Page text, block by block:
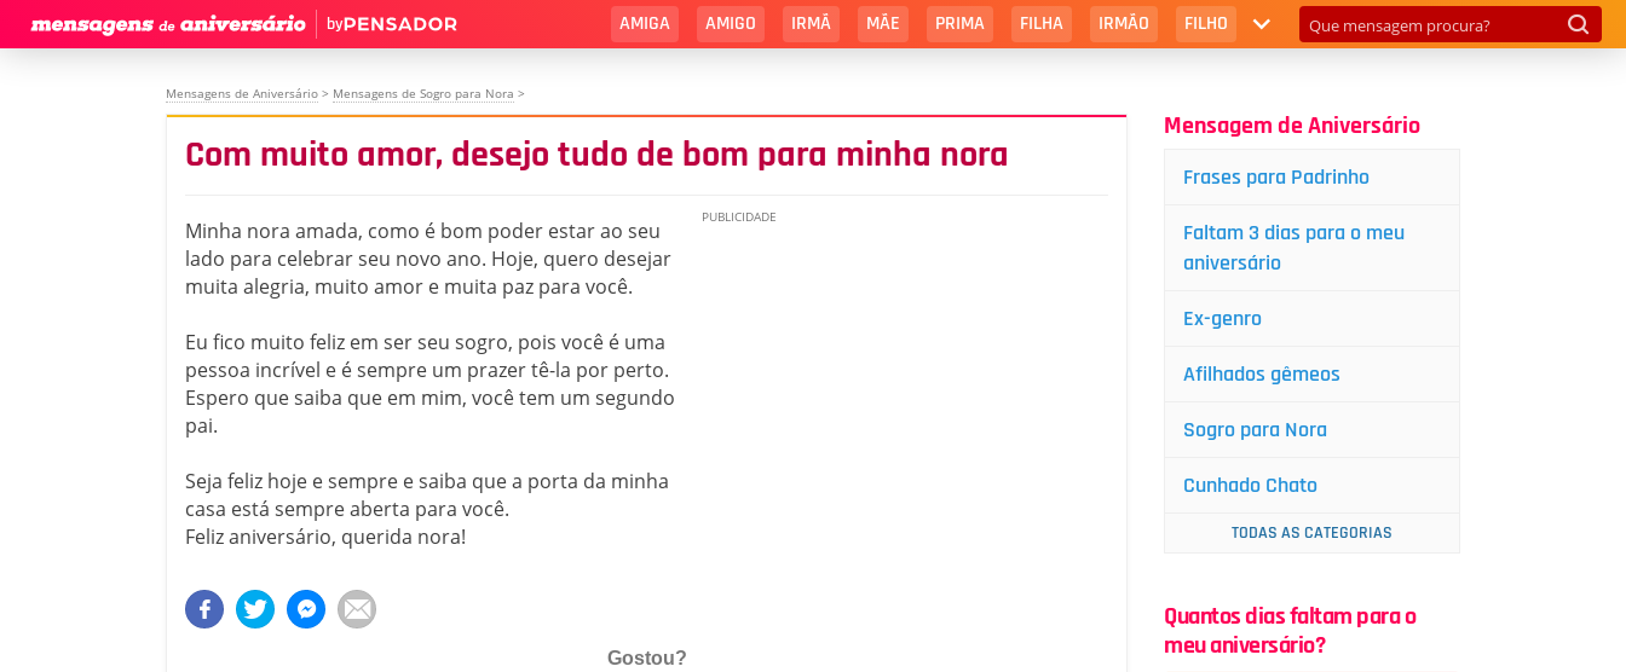
by AMIGA AMIGO IRMÃ MÃE PRIMA FILHA IRMÃO FILHO
Mensagens de Aniversário > Mensagens de Sogro para Nora >
Com muito amor, desejo tudo de bom para minha nora
Minha nora amada, como é bom poder estar ao seu
lado para celebrar seu novo ano. Hoje, quero desejar
muita alegria, muito amor e muita paz para você.
Eu fico muito feliz em ser seu sogro, pois você é uma
pessoa incrível e é sempre um prazer tê-la por perto.
Espero que saiba que em mim, você tem um segundo
pai.
Seja feliz hoje e sempre e saiba que a porta da minha
casa está sempre aberta para você.
Feliz aniversário, querida nora!
Gostou?
Mensagem de Aniversário
Frases para Padrinho
Faltam 3 dias para o meu
aniversário
Ex-genro
Afilhados gêmeos
Sogro para Nora
Cunhado Chato
TODAS AS CATEGORIAS
Quantos dias faltam para o
meu aniversário?